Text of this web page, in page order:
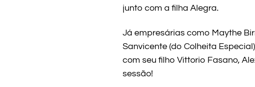
junto com a filha Alegra.
Já empresárias como Maythe
Sanvicente (do Colheita
com seu filho Vittorio Fasano,
sessão!